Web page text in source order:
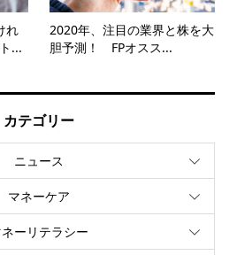
れ
...
2020年、注目の業界と株を大
胆予測！ FPオスス...
カテゴリー
ニュース
マネーケア
ーリテラシー